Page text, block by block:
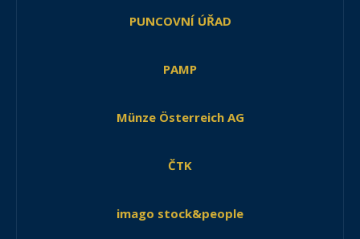
PUNCOVNÍ ÚŘAD
PAMP
Münze Österreich AG
ČTK
imago stock&people